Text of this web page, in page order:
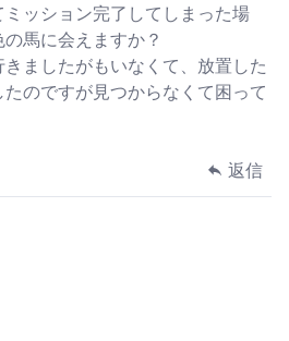
ッション完了してしまった場
馬に会えますか？
ましたがもいなくて、放置した
のですが見つからなくて困って
返信